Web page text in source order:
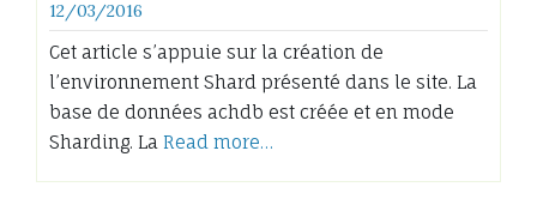
12/03/2016
Cet article s’appuie sur la création de
l’environnement Shard présenté dans le site. La
base de données achdb est créée et en mode
Sharding. La Read more…